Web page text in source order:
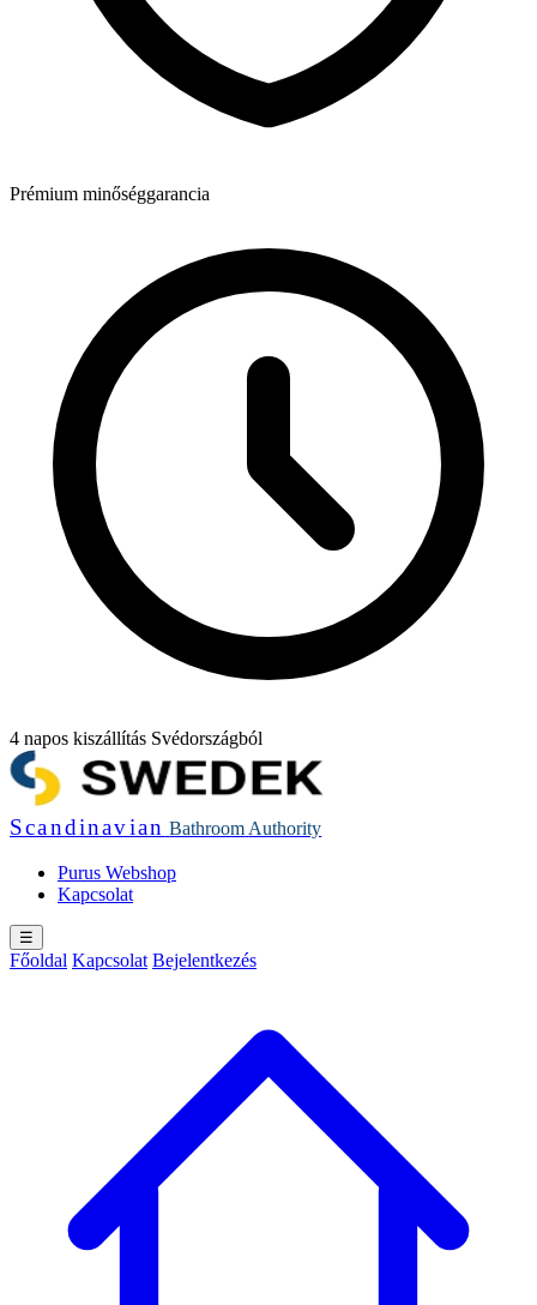
Prémium minőséggarancia
4 napos kiszállítás Svédországból
Scandinavian Bathroom Authority
Purus Webshop
Kapcsolat
☰
Főoldal Kapcsolat Bejelentkezés